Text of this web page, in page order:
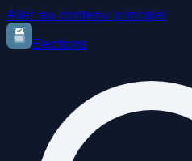
Aller au contenu principal
Elections